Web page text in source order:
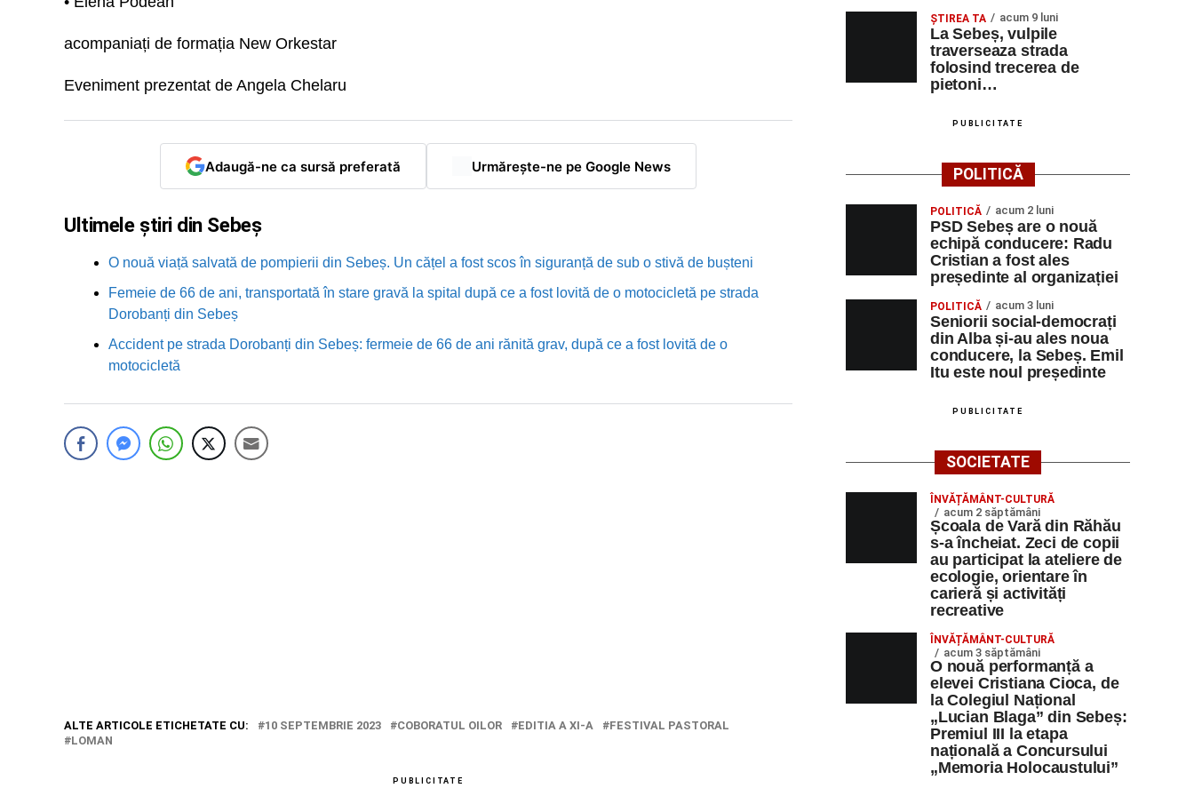
acompaniați de formația New Orkestar
Eveniment prezentat de Angela Chelaru
Adaugă-ne ca sursă preferată Urmărește-ne pe Google News
Ultimele știri din Sebeș
O nouă viață salvată de pompierii din Sebeș. Un cățel a fost scos în siguranță de sub o stivă de bușteni
Femeie de 66 de ani, transportată în stare gravă la spital după ce a fost lovită de o motocicletă pe strada
Dorobanți din Sebeș
Accident pe strada Dorobanți din Sebeș: fermeie de 66 de ani rănită grav, după ce a fost lovită de o
motocicletă
ALTE ARTICOLE ETICHETATE CU: 10 SEPTEMBRIE 2023 COBORATUL OILOR EDITIA A XI-A
FESTIVAL PASTORAL
LOMAN
PUBLICITATE
ŞTIREA TA acum 9 luni
La Sebeș, vulpile
traverseaza strada
folosind trecerea de
pietoni…
PUBLICITATE
POLITICĂ
POLITICĂ acum 2 luni
PSD Sebeș are o nouă
echipă conducere: Radu
Cristian a fost ales
președinte al organizației
POLITICĂ acum 3 luni
Seniorii social-democrați
din Alba și-au ales noua
conducere, la Sebeș. Emil
Itu este noul președinte
PUBLICITATE
SOCIETATE
ÎNVĂȚĂMÂNT-CULTURĂ
acum 2 săptămâni
Școala de Vară din Răhău
s-a încheiat. Zeci de copii
au participat la ateliere de
ecologie, orientare în
carieră și activități
recreative
ÎNVĂȚĂMÂNT-CULTURĂ
acum 3 săptămâni
O nouă performanță a
elevei Cristiana Cioca, de
la Colegiul Național
„Lucian Blaga” din Sebeș:
Premiul III la etapa
națională a Concursului
„Memoria Holocaustului”